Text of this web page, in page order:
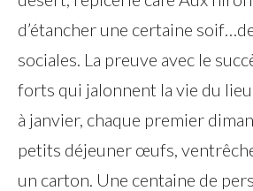
d’étancher une certaine
sociales. La preuve avec le
forts qui jalonnent la vie du
à janvier, chaque premier
petits déjeuner œufs,
un carton. Une centaine de